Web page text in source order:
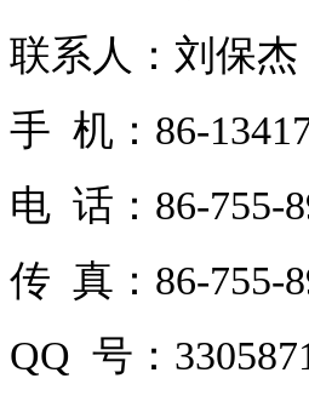
联系人：刘保杰
手 机：86-
电 话：86-755-
传 真：86-755-
QQ 号：